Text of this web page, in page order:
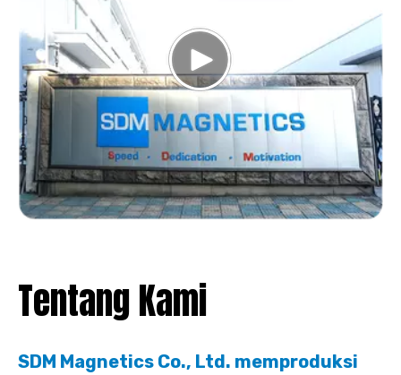
Tentang Kami
SDM Magnetics Co., Ltd. memproduksi